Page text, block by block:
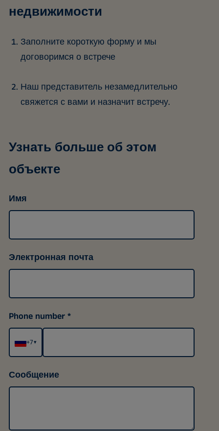
недвижимости
Заполните короткую форму и мы
договоримся о встрече
Наш представитель незамедлительно
свяжется с вами и назначит встречу.
Узнать больше об этом
объекте
Имя
Электронная почта
Phone number
+7▾
Сообщение